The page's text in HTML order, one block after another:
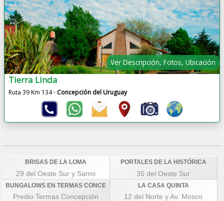
Ver Descripción, Fotos, Ubicación
Tierra Linda
Ruta 39 Km 134 - Concepción del Uruguay
BRISAS DE LA LOMA
29 del Oeste Sur y Sarmi
PORTALES DE LA HISTÓRICA
35 del Oeste Sur
BUNGALOWS EN TERMAS CONCE
Predio Termas Concepción
LA CASA QUINTA
12 del Norte y Av. Mosco